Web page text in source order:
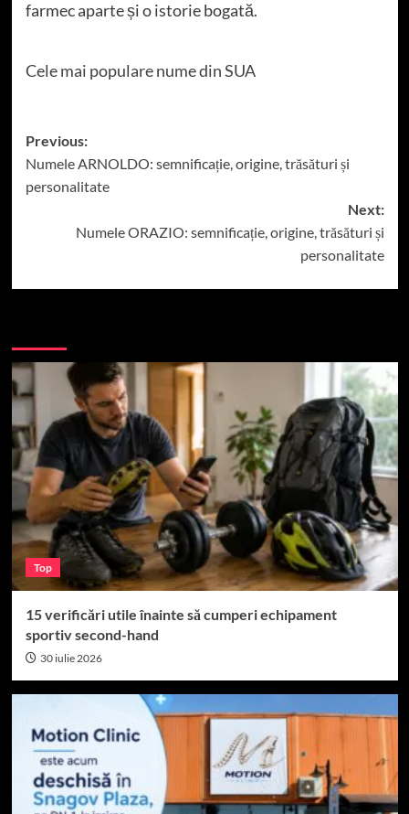
farmec aparte și o istorie bogată.
Cele mai populare nume din SUA
Post
navigation
Previous:
Numele ARNOLDO: semnificație, origine, trăsături și
personalitate
Next:
Numele ORAZIO: semnificație, origine, trăsături și
personalitate
Top
15 verificări utile înainte să cumperi echipament
sportiv second-hand
30 iulie 2026